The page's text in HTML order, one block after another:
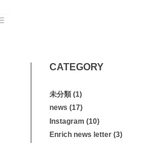
CATEGORY
未分類 (1)
news (17)
Instagram (10)
Enrich news letter (3)